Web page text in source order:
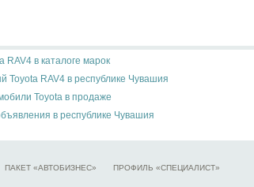
RAV4 в каталоге марок
Toyota RAV4 в республике Чувашия
Toyota в продаже
в республике Чувашия
ПАКЕТ «АВТОБИЗНЕС» ПРОФИЛЬ «СПЕЦИАЛИСТ»